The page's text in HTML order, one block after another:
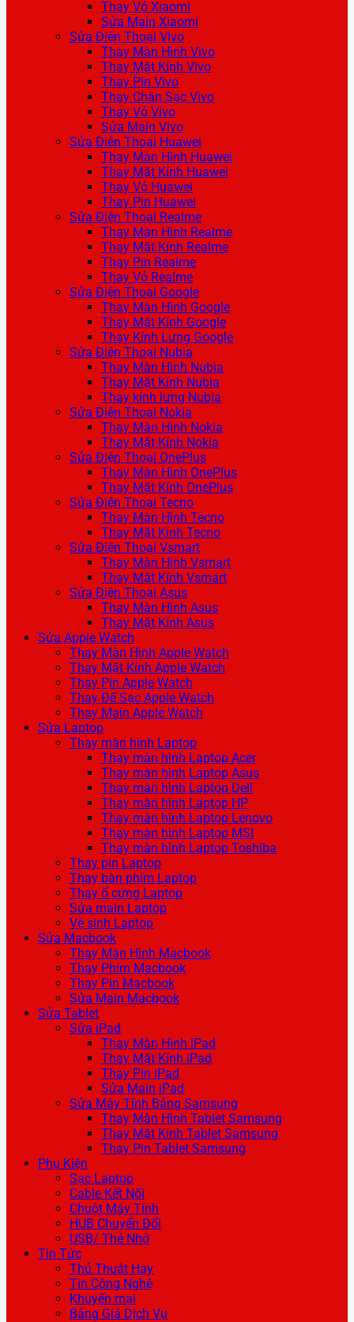
Thay Vỏ Xiaomi
Sửa Main Xiaomi
Sửa Điện Thoại Vivo
Thay Màn Hình Vivo
Thay Mặt Kính Vivo
Thay Pin Vivo
Thay Chân Sạc Vivo
Thay Vỏ Vivo
Sửa Main Vivo
Sửa Điện Thoại Huawei
Thay Màn Hình Huawei
Thay Mặt Kính Huawei
Thay Vỏ Huawei
Thay Pin Huawei
Sửa Điện Thoại Realme
Thay Màn Hình Realme
Thay Mặt Kính Realme
Thay Pin Realme
Thay Vỏ Realme
Sửa Điện Thoại Google
Thay Màn Hình Google
Thay Mặt Kính Google
Thay Kính Lưng Google
Sửa Điện Thoại Nubia
Thay Màn Hình Nubia
Thay Mặt Kính Nubia
Thay kính lưng Nubia
Sửa Điện Thoại Nokia
Thay Màn Hình Nokia
Thay Mặt Kính Nokia
Sửa Điện Thoại OnePlus
Thay Màn Hình OnePlus
Thay Mặt Kính OnePlus
Sửa Điện Thoại Tecno
Thay Màn Hình Tecno
Thay Mặt Kính Tecno
Sửa Điện Thoại Vsmart
Thay Màn Hình Vsmart
Thay Mặt Kính Vsmart
Sửa Điện Thoại Asus
Thay Màn Hình Asus
Thay Mặt Kính Asus
Sửa Apple Watch
Thay Màn Hình Apple Watch
Thay Mặt Kính Apple Watch
Thay Pin Apple Watch
Thay Đế Sạc Apple Watch
Thay Main Apple Watch
Sửa Laptop
Thay màn hình Laptop
Thay màn hình Laptop Acer
Thay màn hình Laptop Asus
Thay màn hình Laptop Dell
Thay màn hình Laptop HP
Thay màn hình Laptop Lenovo
Thay màn hình Laptop MSI
Thay màn hình Laptop Toshiba
Thay pin Laptop
Thay bàn phím Laptop
Thay ổ cứng Laptop
Sửa main Laptop
Vệ sinh Laptop
Sửa Macbook
Thay Màn Hình Macbook
Thay Phím Macbook
Thay Pin Macbook
Sửa Main Macbook
Sửa Tablet
Sửa iPad
Thay Màn Hình iPad
Thay Mặt Kính iPad
Thay Pin iPad
Sửa Main iPad
Sửa Máy Tính Bảng Samsung
Thay Màn Hình Tablet Samsung
Thay Mặt Kính Tablet Samsung
Thay Pin Tablet Samsung
Phụ Kiện
Sạc Laptop
Cable Kết Nối
Chuột Máy Tính
HUB Chuyển Đổi
USB/ Thẻ Nhớ
Tin Tức
Thủ Thuật Hay
Tin Công Nghệ
Khuyến mại
Bảng Giá Dịch Vụ